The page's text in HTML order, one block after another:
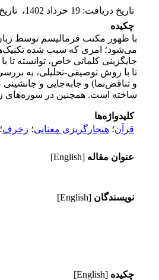
تاریخ دریافت: 19 خرداد 1402 ،
چکیده
با ظهور مکتب فرمالیسم توسط
می‌شود؛ امری که سبب شده
جایگزینی کلماتی خاص، توانسته
تا با روش توصیفی-تحلیلی، به
و تناقض‌نما) و جابه‌جایی و جانشینی
ساخته است. همچنین در سوره‌های
کلیدواژه‌ها
قرآن؛ هنجارگریزی معنایی؛ زخرف؛
عنوان مقاله [English]
نویسندگان [English]
چکیده [English]